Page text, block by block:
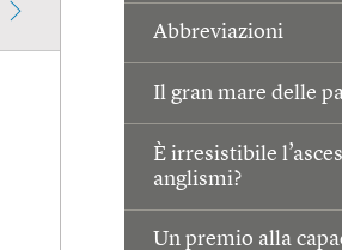
Abbreviazioni
Il gran mare delle
È irresistibile
anglismi?
Un premio alla